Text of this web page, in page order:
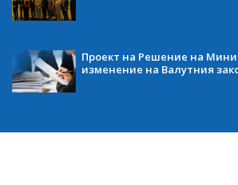
Проект на Решение на
изменение на Валутния